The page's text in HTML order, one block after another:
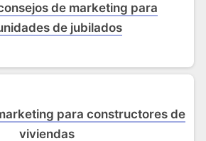
de marketing para
de jubilados
para constructores de
viviendas